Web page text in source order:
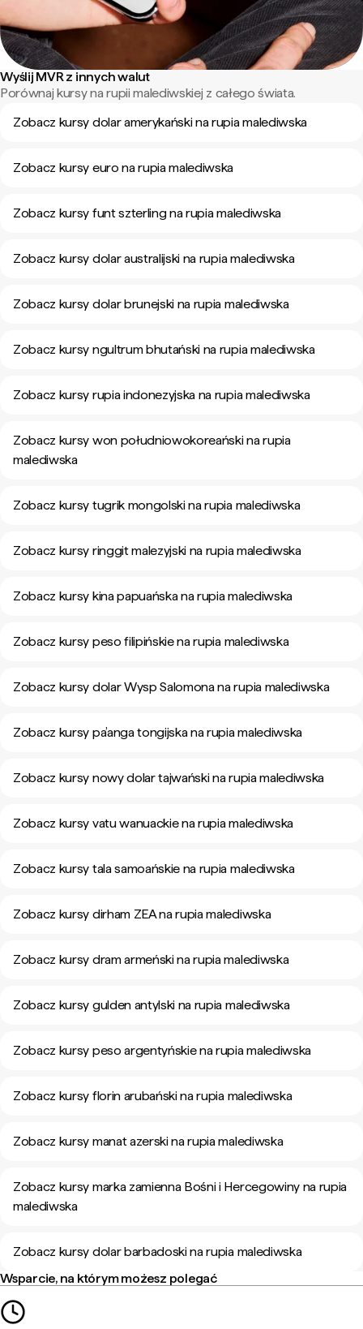
Wyślij MVR z innych walut
Porównaj kursy na rupii malediwskiej z całego świata.
Zobacz kursy dolar amerykański na rupia malediwska
Zobacz kursy euro na rupia malediwska
Zobacz kursy funt szterling na rupia malediwska
Zobacz kursy dolar australijski na rupia malediwska
Zobacz kursy dolar brunejski na rupia malediwska
Zobacz kursy ngultrum bhutański na rupia malediwska
Zobacz kursy rupia indonezyjska na rupia malediwska
Zobacz kursy won południowokoreański na rupia
malediwska
Zobacz kursy tugrik mongolski na rupia malediwska
Zobacz kursy ringgit malezyjski na rupia malediwska
Zobacz kursy kina papuańska na rupia malediwska
Zobacz kursy peso filipińskie na rupia malediwska
Zobacz kursy dolar Wysp Salomona na rupia malediwska
Zobacz kursy pa’anga tongijska na rupia malediwska
Zobacz kursy nowy dolar tajwański na rupia malediwska
Zobacz kursy vatu wanuackie na rupia malediwska
Zobacz kursy tala samoańskie na rupia malediwska
Zobacz kursy dirham ZEA na rupia malediwska
Zobacz kursy dram armeński na rupia malediwska
Zobacz kursy gulden antylski na rupia malediwska
Zobacz kursy peso argentyńskie na rupia malediwska
Zobacz kursy florin arubański na rupia malediwska
Zobacz kursy manat azerski na rupia malediwska
Zobacz kursy marka zamienna Bośni i Hercegowiny na rupia
malediwska
Zobacz kursy dolar barbadoski na rupia malediwska
Wsparcie, na którym możesz polegać